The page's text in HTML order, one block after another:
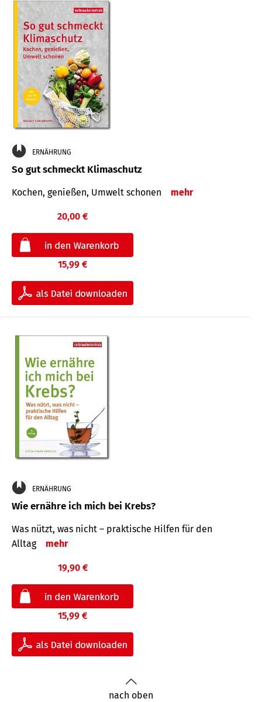
ERNÄHRUNG
So gut schmeckt Klimaschutz
Kochen, genießen, Umwelt schonen mehr
20,00 €
15,99 €
ERNÄHRUNG
Wie ernähre ich mich bei Krebs?
Was nützt, was nicht – praktische Hilfen für den
Alltag
mehr
19,90 €
15,99 €
nach oben